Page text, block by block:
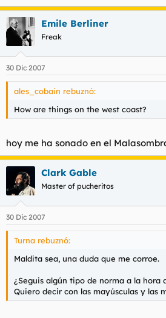
Emile Berliner
Freak
30 Dic 2007
ales_cobain rebuznó:
How are things on the west coast?
hoy me ha sonado en el
Clark Gable
Master of pucheritos
30 Dic 2007
Turna rebuznó:
Maldita sea, una duda que me corroe.
¿Seguis algún tipo de norma a la hora
Quiero decir con las mayúsculas y las